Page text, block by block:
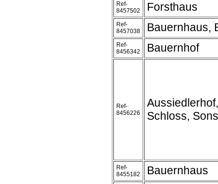
Ref-
8457502
Forsthaus
Ref-
8457038
Bauernhaus,
Ref-
8456342
Bauernhof
Ref-
8456226
Schloss,
Ref-
8455182
Bauernhaus